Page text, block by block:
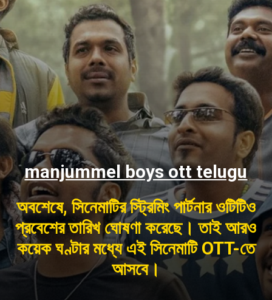
অবশেষে, সিনেমাটির স্ট্রিমিং পার্টনার ওটিটিও
প্রবেশের তারিখ ঘোষণা করেছে। তাই আরও
কয়েক ঘণ্টার মধ্যে এই সিনেমাটি OTT-তে
আসবে।
manjummel boys ott telugu